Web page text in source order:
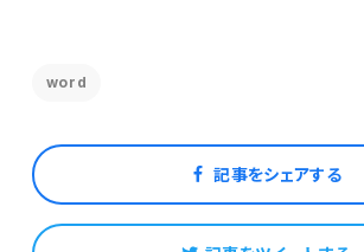
word
記事をシェアする